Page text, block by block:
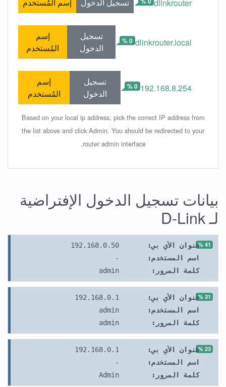
dlinkrouter
dlinkrouter.local
0 %
تسجيل
الدخول
إسم
المُستخدم
192.168.8.254
0 %
تسجيل
الدخول
إسم
المُستخدم
Based on your local ip address, pick the correct IP address from
the list above and click Admin. You should be redirected to your
router admin interface.
بيانات تسجيل الدخول الإفتراضية
لـ D-Link
41 % عنوان الأي بي:
192.168.0.50
اسم المستخدم:
-
كلمة المرور:
admin
31 % عنوان الأي بي:
192.168.0.1
اسم المستخدم:
admin
كلمة المرور:
admin
23 % عنوان الأي بي:
192.168.0.1
اسم المستخدم:
-
كلمة المرور:
Admin